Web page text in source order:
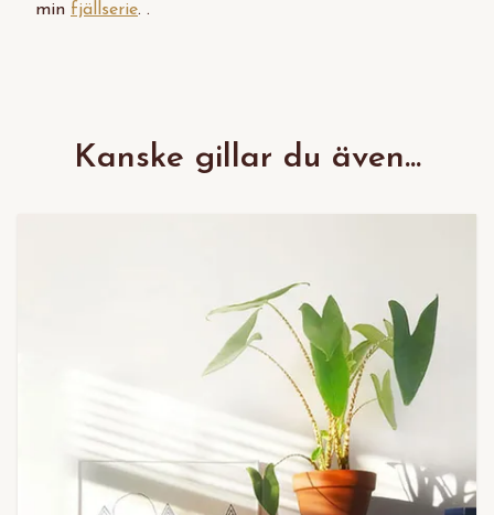
min fjällserie. .
Kanske gillar du även...